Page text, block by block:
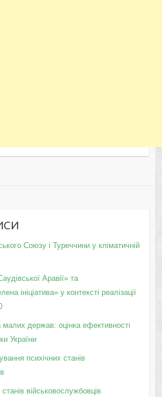
Союзу і Туреччини у кліматичній
Аравії» та
ініціатива» у контексті реалізації
малих держав: оцінка ефективності
України
психічних станів
військовослужбовців